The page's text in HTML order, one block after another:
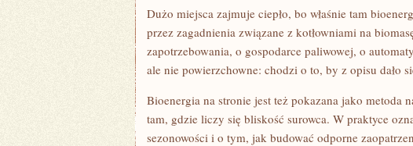
Dużo miejsca zajmuje ciepło, bo właśnie tam
przez zagadnienia związane z kotłowniami na
zapotrzebowania, o gospodarce paliwowej, o
ale nie powierzchowne: chodzi o to, by z opisu dało
Bioenergia na stronie jest też pokazana jako metoda
tam, gdzie liczy się bliskość surowca. W praktyce
sezonowości i o tym, jak budować odporne